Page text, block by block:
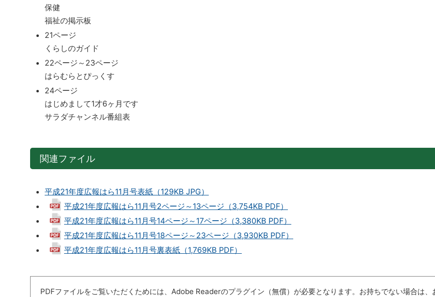
保健
福祉の掲示板
21ページ
くらしのガイド
22ページ～23ページ
はらむらとぴっくす
24ページ
はじめまして1才6ヶ月です
サラダチャンネル番組表
関連ファイル
平成21年度広報はら11月号表紙（129KB JPG）
平成21年度広報はら11月号2ページ～13ページ（3,754KB PDF）
平成21年度広報はら11月号14ページ～17ページ（3,380KB PDF）
平成21年度広報はら11月号18ページ～23ページ（3,930KB PDF）
平成21年度広報はら11月号裏表紙（1,769KB PDF）
PDFファイルをご覧いただくためには、Adobe Readerのプラグイン（無償）が必要となります。お持ちでない場合は、